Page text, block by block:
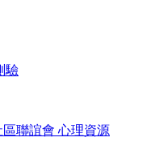
驗
區聯誼會 心理資源